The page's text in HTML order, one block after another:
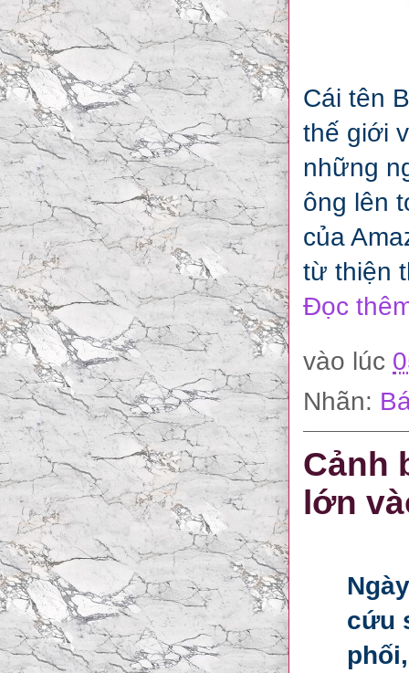
Cái tên
thế giới
những
ông lên
của
từ thiện
Đọc
vào lúc
Nhãn:
Cảnh
lớn
cứu